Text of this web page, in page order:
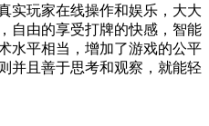
实玩家在线操作和娱乐，大大
自由的享受打牌的快感，智能
水平相当，增加了游戏的公平
并且善于思考和观察，就能轻